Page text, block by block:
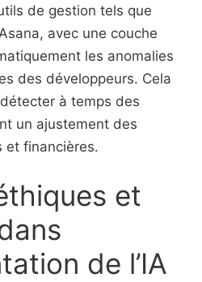
de gestion tels que
avec une couche
les anomalies
des développeurs. Cela
à temps des
un ajustement des
et financières.
et
de l’IA